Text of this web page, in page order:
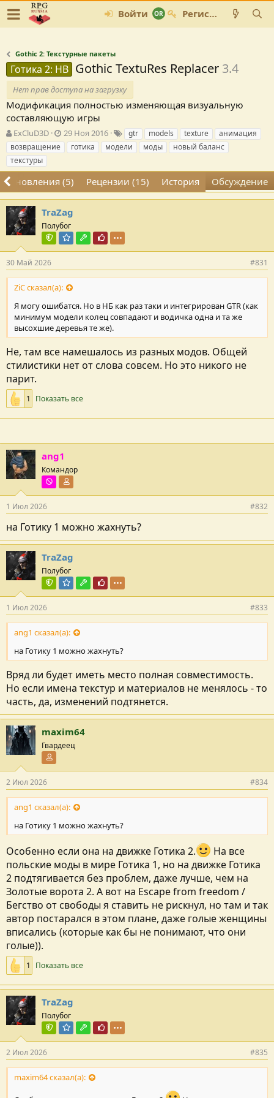
Войти Регистрация
Gothic 2: Текстурные пакеты
Готика 2: НВ Gothic TextuRes Replacer 3.4
Нет прав доступа на загрузку
Модификация полностью изменяющая визуальную
составляющую игры
А
в
т
о
е
м
ы
ExCluD3D
Д
а
т
с
о
з
д
а
н
и
я
29 Ноя 2016
е
г
gtr models texture
анимация
возвращение
готика модели моды
новый баланс
текстуры
Обновления (5) Рецензии (15) История Обсуждение
TraZag
Полубог
Команда форума
Модератор раздела
Модостроитель
Почётный пользователь
30 Май 2026 #831
ZiC сказал(а):
Я могу ошибатся. Но в НБ как раз таки и интегрирован GTR (как
минимум модели колец совпадают и водичка одна и та же
высохшие деревья те же).
Не, там все намешалось из разных модов. Общей
стилистики нет от слова совсем. Но это никого не
парит.
1 Показать все
ang1
Командор
Цугундер
1 Июл 2026 #832
на Готику 1 можно жахнуть?
TraZag
Полубог
Команда форума
Модератор раздела
Модостроитель
Почётный пользователь
1 Июл 2026 #833
ang1 сказал(а):
на Готику 1 можно жахнуть?
Вряд ли будет иметь место полная совместимость.
Но если имена текстур и материалов не менялось - то
часть, да, изменений подтянется.
maxim64
Гвардеец
2 Июл 2026 #834
ang1 сказал(а):
на Готику 1 можно жахнуть?
Особенно если она на движке Готика 2.
На все
польские моды в мире Готика 1, но на движке Готика
2 подтягивается без проблем, даже лучше, чем на
Золотые ворота 2. А вот на Escape from freedom /
Бегство от свободы я ставить не рискнул, но там и так
автор постарался в этом плане, даже голые женщины
вписались (которые как бы не понимают, что они
голые)).
1 Показать все
TraZag
Полубог
Команда форума
Модератор раздела
Модостроитель
Почётный пользователь
2 Июл 2026 #835
maxim64 сказал(а):